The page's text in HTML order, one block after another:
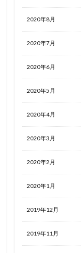
2020年8月
2020年7月
2020年6月
2020年5月
2020年4月
2020年3月
2020年2月
2020年1月
2019年12月
2019年11月